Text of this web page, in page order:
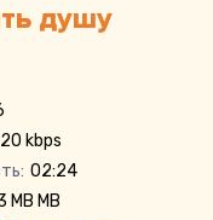
душу
kbps
02:24
MB MB